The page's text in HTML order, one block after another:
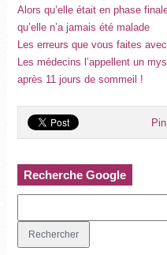
Alors qu’elle était en phase
qu’elle n’a jamais été malade
Les erreurs que vous faites
Les médecins l’appellent un
après 11 jours de sommeil !
Recherche Google